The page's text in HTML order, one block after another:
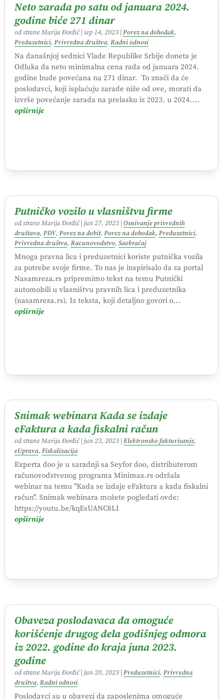
Neto zarada po satu od januara 2024.
godine biće 271 dinar
od straneMarija Đorđić| sep 14, 2023| Porez na dohodak,
Preduzetnici, Privredna društva, Radni odnosi
Na današnjoj sednici Vlade Republike Srbije doneta je
Odluka da neto minimalna cena rada od januara 2024.
godine bude povećana na 271 dinar. To znači da će
poslodavci, koji isplaćuju zarade niže od ove, morati da
izvrše povećanje zarada na prelasku iz 2023. u 2024....
opširnije
Putničko vozilo u vlasništvu firme
od straneMarija Đorđić| jun 27, 2023| Osnivanje privrednih
društava, PDV, Porez na dobit, Porez na dohodak, Preduzetnici,
Privredna društva, Racunovodstvo, Saobraćaj
Mnoga pravna lica i preduzetnici koriste putnička vozila
za potrebe svoje firme. To nas je inspirisalo da za portal
Nasamreza.rs pripremimo tekst na temu Putnički
automobili u vlasništvu pravnih lica i preduzetnika
(nasamreza.rs). Iz teksta, koji detaljno govori o...
opširnije
Snimak webinara Kada se izdaje
eFaktura a kada fiskalni račun
od straneMarija Đorđić| jun 23, 2023| Elektronsko fakturisanje,
eUprava, Fiskalizacija
Experta doo je u saradnji sa Seyfor doo, distributerom
računovodstvenog programa Minimax.rs održala
webinar na temu "Kada se izdaje eFaktura a kada fiskalni
račun". Snimak webinara možete pogledati ovde:
https://youtu.be/kqEsUANC8LI
opširnije
Obaveza poslodavaca da omoguće
korišćenje drugog dela godišnjeg odmora
iz 2022. godine do kraja juna 2023.
godine
od straneMarija Đorđić| jun 20, 2023| Preduzetnici, Privredna
društva, Radni odnosi
Poslodavci su u obavezi da zaposlenima omoguće